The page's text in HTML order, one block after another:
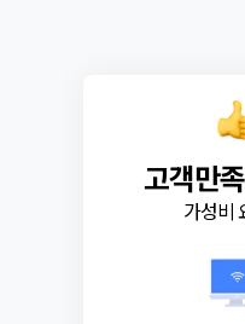
고객만
가성비